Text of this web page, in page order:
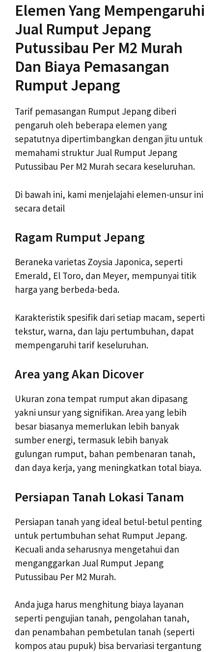
Elemen Yang Mempengaruhi
Jual Rumput Jepang
Putussibau Per M2 Murah
Dan Biaya Pemasangan
Rumput Jepang
Tarif pemasangan Rumput Jepang diberi
pengaruh oleh beberapa elemen yang
sepatutnya dipertimbangkan dengan jitu untuk
memahami struktur Jual Rumput Jepang
Putussibau Per M2 Murah secara keseluruhan.
Di bawah ini, kami menjelajahi elemen-unsur ini
secara detail
Ragam Rumput Jepang
Beraneka varietas Zoysia Japonica, seperti
Emerald, El Toro, dan Meyer, mempunyai titik
harga yang berbeda-beda.
Karakteristik spesifik dari setiap macam, seperti
tekstur, warna, dan laju pertumbuhan, dapat
mempengaruhi tarif keseluruhan.
Area yang Akan Dicover
Ukuran zona tempat rumput akan dipasang
yakni unsur yang signifikan. Area yang lebih
besar biasanya memerlukan lebih banyak
sumber energi, termasuk lebih banyak
gulungan rumput, bahan pembenaran tanah,
dan daya kerja, yang meningkatkan total biaya.
Persiapan Tanah Lokasi Tanam
Persiapan tanah yang ideal betul-betul penting
untuk pertumbuhan sehat Rumput Jepang.
Kecuali anda seharusnya mengetahui dan
menganggarkan Jual Rumput Jepang
Putussibau Per M2 Murah.
Anda juga harus menghitung biaya layanan
seperti pengujian tanah, pengolahan tanah,
dan penambahan pembetulan tanah (seperti
kompos atau pupuk) bisa bervariasi tergantung